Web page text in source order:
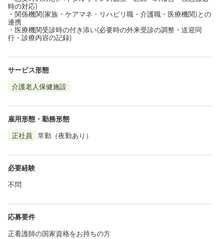
時の対応)
・関係機関(家族・ケアマネ・リハビリ職・介護職・医療機関)との
連携
・医療機関受診時の付き添い(必要時の外来受診の調整・送迎同
行・診療内容の記録)
サービス形態
介護老人保健施設
雇用形態・勤務形態
正社員
常勤（夜勤あり）
必要経験
不問
応募要件
正看護師の国家資格をお持ちの方